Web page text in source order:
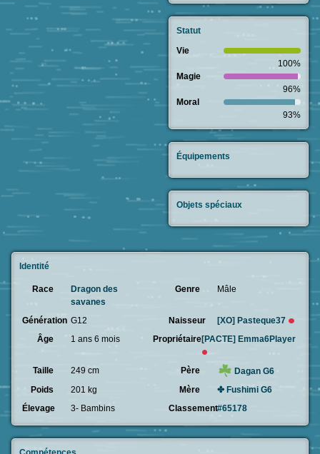
Identité
Race
Dragon des
savanes
Genre Mâle
Génération G12 Naisseur [XO] Pasteque37
Âge
1 ans 6 mois Propriétaire[PACTE] Emma6Player
Taille 249 cm Père
Dagan G6
Poids
201 kg Mère
✤ Fushimi G6
Élevage
3- Bambins Classement#65178
Statut
Vie
100%
Magie
96%
Moral
93%
Équipements
Objets spéciaux